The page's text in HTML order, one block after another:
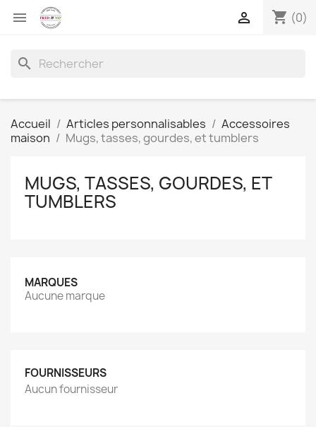
 shopping_cart (0)

search
Accueil Articles personnalisables
Accessoires
maison
Mugs, tasses, gourdes, et tumblers
MUGS, TASSES, GOURDES, ET
TUMBLERS
MARQUES
Aucune marque
FOURNISSEURS
Aucun fournisseur